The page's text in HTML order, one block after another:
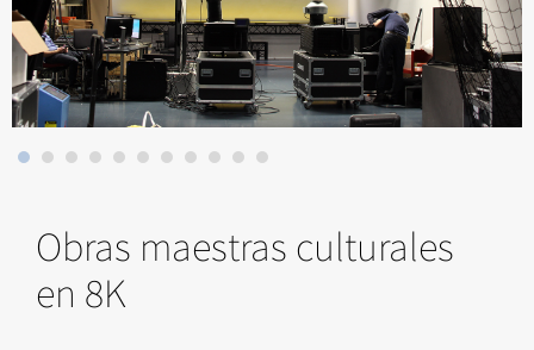
Obras maestras culturales
en 8K